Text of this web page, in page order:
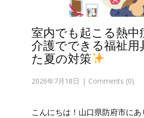
室内でも起こる熱
介護でできる福祉用
た夏の対策
2026年7月18日 Comments (0)
こんにちは！山口県防府市に